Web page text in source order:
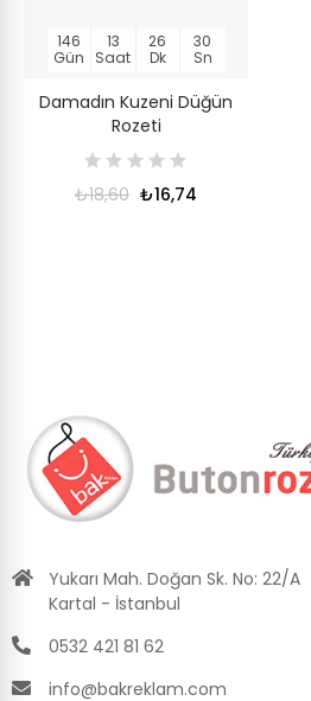
146
Gün
13
Saat
26
Dk
30
Sn
Damadın Kuzeni Düğün
Rozeti
₺18,60 ₺16,74
Yukarı Mah. Doğan Sk. No: 22/A
Kartal - İstanbul
0532 421 81 62
info@bakreklam.com